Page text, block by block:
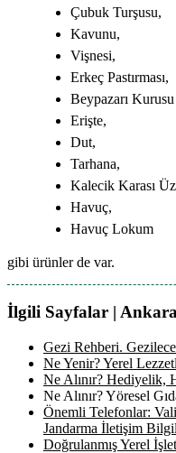
Çubuk Turşusu,
Kavunu,
Vişnesi,
Erkeç Pastırması,
Beypazarı Kurusu
Erişte,
Dut,
Tarhana,
Kalecik Karası
Havuç,
Havuç Lokum
gibi ürünler de var.
İlgili Sayfalar |
Gezi Rehberi.
Ne Yenir? Yerel
Ne Alınır? Hediyelik,
Ne Alınır? Yöresel
Önemli Telefonlar:
Jandarma İletişim
Doğrulanmış Yerel